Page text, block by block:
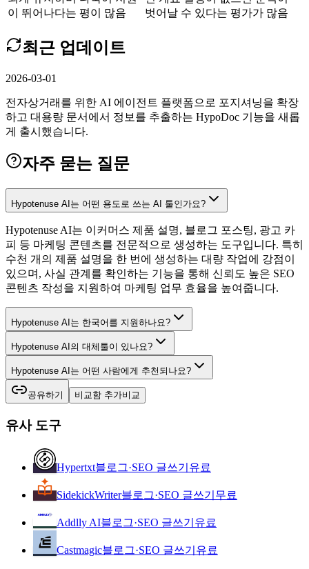
이 뛰어나다는 평이 많음
벗어날 수 있다는 평가가 많음
최근 업데이트
2026-03-01
전자상거래를 위한 AI 에이전트 플랫폼으로 포지셔닝을 확장
하고 대용량 문서에서 정보를 추출하는 HypoDoc 기능을 새롭
게 출시했습니다.
자주 묻는 질문
Hypotenuse AI는 어떤 용도로 쓰는 AI 툴인가요?
Hypotenuse AI는 이커머스 제품 설명, 블로그 포스팅, 광고 카
피 등 마케팅 콘텐츠를 전문적으로 생성하는 도구입니다. 특히
수천 개의 제품 설명을 한 번에 생성하는 대량 작업에 강점이
있으며, 사실 관계를 확인하는 기능을 통해 신뢰도 높은 SEO
콘텐츠 작성을 지원하여 마케팅 업무 효율을 높여줍니다.
Hypotenuse AI는 한국어를 지원하나요?
Hypotenuse AI의 대체툴이 있나요?
Hypotenuse AI는 어떤 사람에게 추천되나요?
공유하기 비교함 추가비교
유사 도구
Hypertxt블로그·SEO 글쓰기 유료
SidekickWriter블로그·SEO 글쓰기 무료
Addlly AI블로그·SEO 글쓰기 유료
Castmagic블로그·SEO 글쓰기 유료